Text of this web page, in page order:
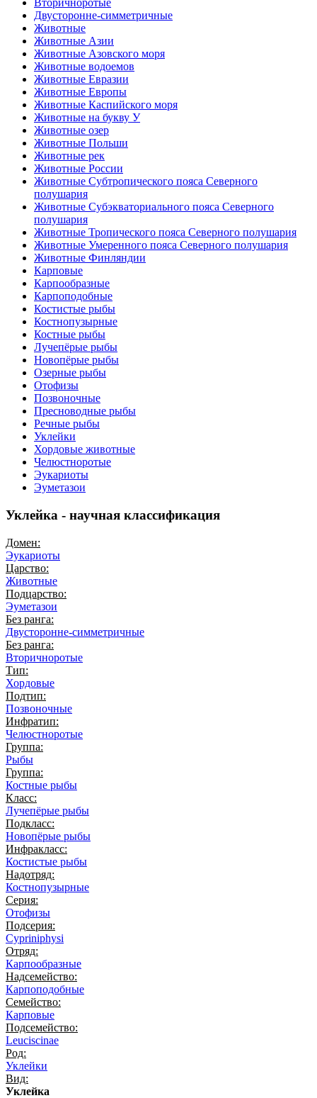
Вторичноротые
Двусторонне-симметричные
Животные
Животные Азии
Животные Азовского моря
Животные водоемов
Животные Евразии
Животные Европы
Животные Каспийского моря
Животные на букву У
Животные озер
Животные Польши
Животные рек
Животные России
Животные Субтропического пояса Северного
полушария
Животные Субэкваториального пояса Северного
полушария
Животные Тропического пояса Северного полушария
Животные Умеренного пояса Северного полушария
Животные Финляндии
Карповые
Карпообразные
Карпоподобные
Костистые рыбы
Костнопузырные
Костные рыбы
Лучепёрые рыбы
Новопёрые рыбы
Озерные рыбы
Отофизы
Позвоночные
Пресноводные рыбы
Речные рыбы
Уклейки
Хордовые животные
Челюстноротые
Эукариоты
Эуметазои
Уклейка - научная классификация
Домен:
Эукариоты
Царство:
Животные
Подцарство:
Эуметазои
Без ранга:
Двусторонне-симметричные
Без ранга:
Вторичноротые
Тип:
Хордовые
Подтип:
Позвоночные
Инфратип:
Челюстноротые
Группа:
Рыбы
Группа:
Костные рыбы
Класс:
Лучепёрые рыбы
Подкласс:
Новопёрые рыбы
Инфракласс:
Костистые рыбы
Надотряд:
Костнопузырные
Серия:
Отофизы
Подсерия:
Cypriniphysi
Отряд:
Карпообразные
Надсемейство:
Карпоподобные
Семейство:
Карповые
Подсемейство:
Leuciscinae
Род:
Уклейки
Вид:
Уклейка